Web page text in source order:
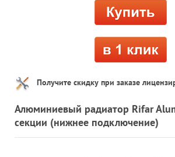
Получите скидку при заказе
Алюминиевый радиатор Rifar
секции (нижнее подключение)